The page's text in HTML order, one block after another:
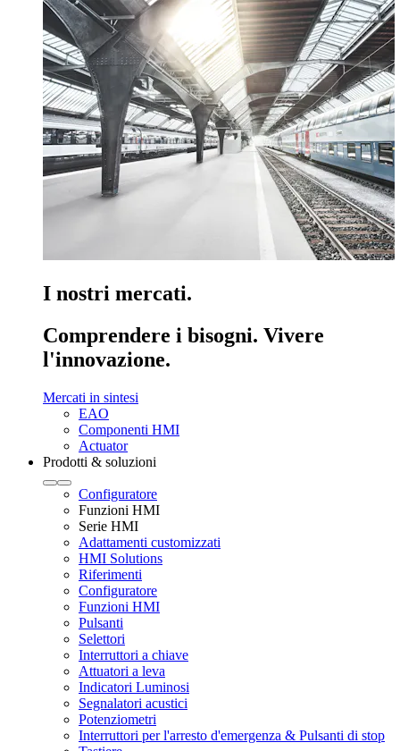
I nostri mercati.
Comprendere i bisogni. Vivere
l'innovazione.
Mercati in sintesi
EAO
Componenti HMI
Actuator
Prodotti & soluzioni
Configuratore
Funzioni HMI
Serie HMI
Adattamenti customizzati
HMI Solutions
Riferimenti
Configuratore
Funzioni HMI
Pulsanti
Selettori
Interruttori a chiave
Attuatori a leva
Indicatori Luminosi
Segnalatori acustici
Potenziometri
Interruttori per l'arresto d'emergenza & Pulsanti di stop